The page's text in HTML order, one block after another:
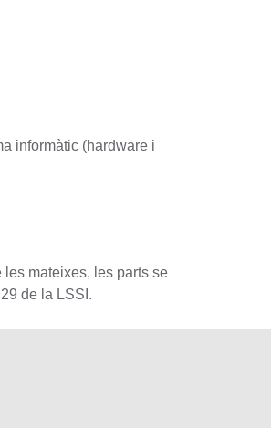
informàtic (hardware i
mateixes, les parts se
de la LSSI.